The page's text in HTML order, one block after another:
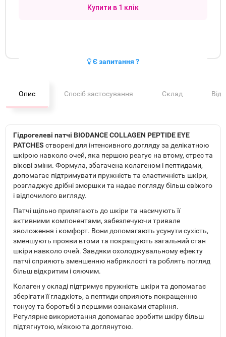
Купити в 1 клік
Є запитання ?
Опис Спосіб застосування Склад
Гідрогелеві патчі BIODANCE COLLAGEN PEPTIDE EYE
PATCHES створені для інтенсивного догляду за делікатною
шкірою навколо очей, яка першою реагує на втому, стрес та
вікові зміни. Формула, збагачена колагеном і пептидами,
допомагає підтримувати пружність та еластичність шкіри,
розгладжує дрібні зморшки та надає погляду більш свіжого
і відпочилого вигляду.
Патчі щільно прилягають до шкіри та насичують її
активними компонентами, забезпечуючи тривале
зволоження і комфорт. Вони допомагають усунути сухість,
зменшують прояви втоми та покращують загальний стан
шкіри навколо очей. Завдяки охолоджувальному ефекту
патчі сприяють зменшенню набряклості та роблять погляд
більш відкритим і сяючим.
Колаген у складі підтримує пружність шкіри та допомагає
зберігати її гладкість, а пептиди сприяють покращенню
тонусу та боротьбі з першими ознаками старіння.
Регулярне використання допомагає зробити шкіру більш
підтягнутою, м'якою та доглянутою.